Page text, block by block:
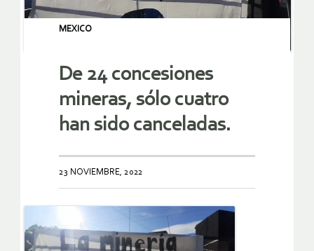
MEXICO
De 24 concesiones
mineras, sólo cuatro
han sido canceladas.
23 NOVIEMBRE, 2022